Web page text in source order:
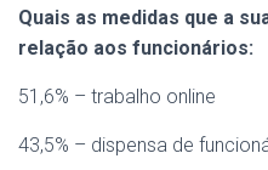
Quais as medidas que a
relação aos funcionários:
51,6% – trabalho online
43,5% – dispensa de